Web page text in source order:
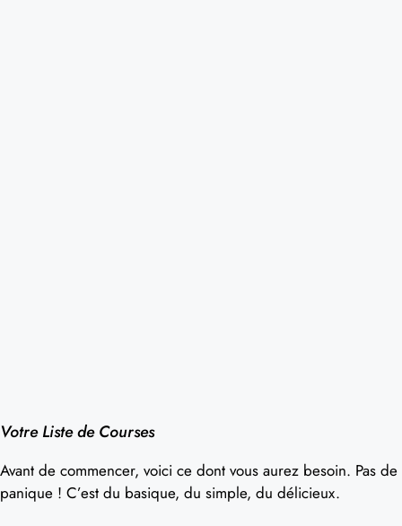
Votre Liste de Courses
Avant de commencer, voici ce dont vous aurez besoin. Pas de
panique ! C’est du basique, du simple, du délicieux.